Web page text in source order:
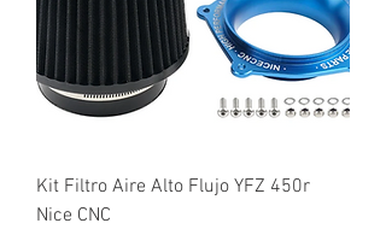
Kit Filtro Aire Alto Flujo YFZ 450r
Nice CNC